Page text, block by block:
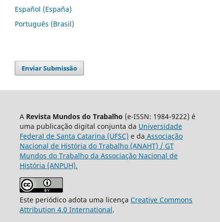
Español (España)
Português (Brasil)
Enviar Submissão
A Revista Mundos do Trabalho (e-ISSN: 1984-9222) é
uma publicação digital conjunta da Universidade
Federal de Santa Catarina (UFSC) e da Associação
Nacional de História do Trabalho (ANAHT) / GT
Mundos do Trabalho da Associação Nacional de
História (ANPUH).
Este periódico adota uma licença Creative Commons
Attribution 4.0 International.